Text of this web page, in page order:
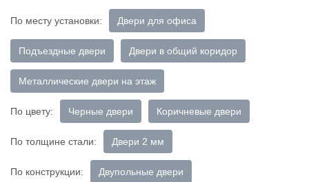
По месту установки: Двери для офиса
Подъездные двери Двери в общий коридор
Металлические двери на этаж
По цвету: Черные двери Коричневые двери
По толщине стали: Двери 2 мм
По конструкции: Двупольные двери